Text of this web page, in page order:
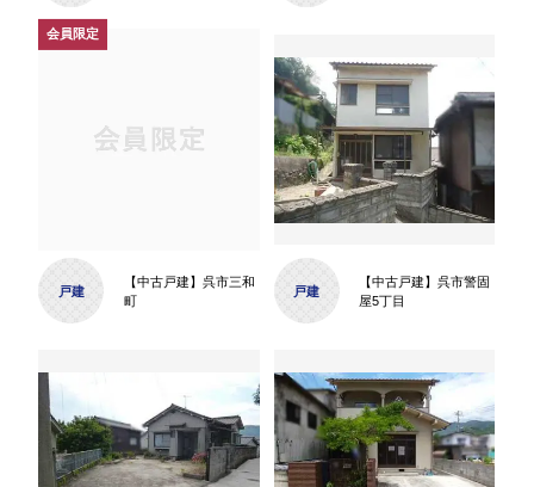
戸建
【中古戸建】呉市三和
町
戸建
【中古戸建】呉市警固
屋5丁目